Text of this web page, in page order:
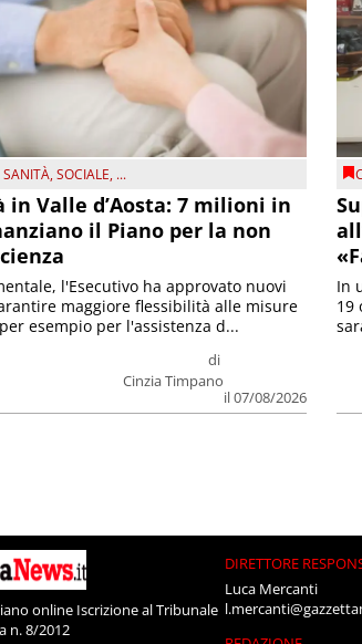
SANITÀ,SOCIALE, ...
in Valle d’Aosta: 7 milioni in
il Piano per la non
di
Cinzia Timpano
il 07/08/2026
l'Esecutivo ha approvato nuovi
maggiore flessibilità alle misure
esempio per l'assistenza d...
In
19
online Iscrizione al Tribunale
n. 8/2012
DIRETTORE
Luca Mercanti